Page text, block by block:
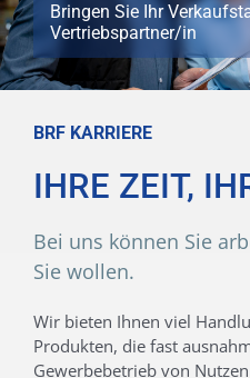
Bringen Sie Ihr
Vertriebspartner/in
BRF KARRIERE
IHRE ZEIT,
Bei uns können Sie
Sie wollen.
Wir bieten Ihnen viel
Produkten, die fast
Gewerbebetrieb von